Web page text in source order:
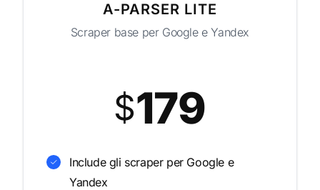
A-PARSER LITE
Scraper base per Google e Yandex
$179
Include gli scraper per Google e
Yandex